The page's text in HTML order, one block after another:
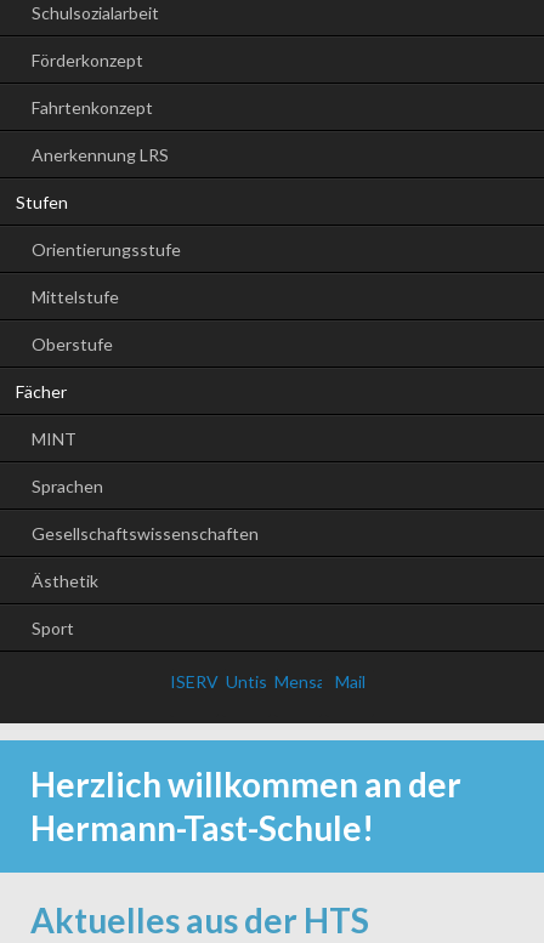
Schulsozialarbeit
Förderkonzept
Fahrtenkonzept
Anerkennung LRS
Stufen
Orientierungsstufe
Mittelstufe
Oberstufe
Fächer
MINT
Sprachen
Gesellschaftswissenschaften
Ästhetik
Sport
ISERV Untis Mensa Mail
Herzlich willkommen an der
Hermann-Tast-Schule!
Aktuelles aus der HTS